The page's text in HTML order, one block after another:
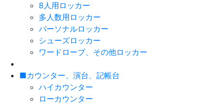
8人用ロッカー
多人数用ロッカー
パーソナルロッカー
シューズロッカー
ワードローブ、その他ロッカー
■カウンター、演台、記帳台
ハイカウンター
ローカウンター